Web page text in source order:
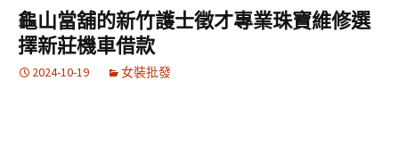
龜山當舖的新竹護士徵才專業珠寶維修選
擇新莊機車借款
2024-10-19 女裝批發